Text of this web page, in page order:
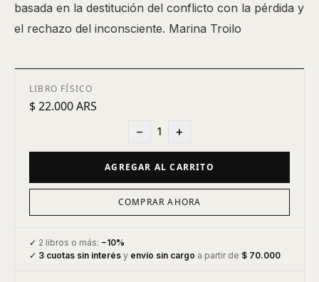
basada en la destitución del conflicto con la pérdida y
el rechazo del inconsciente. Marina Troilo
LIBRO FÍSICO
$ 22.000 ARS
− 1 +
AGREGAR AL CARRITO
COMPRAR AHORA
✓ 2 libros o más: −10%
✓ 3 cuotas sin interés y envío sin cargo a partir de $ 70.000